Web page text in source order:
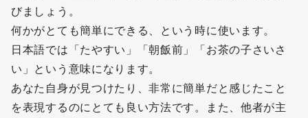
びましょう。
何かがとても簡単にできる、という時に使います。
日本語では「たやすい」「朝飯前」「お茶の子さいさ
い」という意味になります。
あなた自身が見つけたり、非常に簡単だと感じたこと
を表現するのにとても良い方法です。また、他者が主